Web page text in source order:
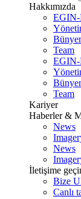
Hakkımızda
Team
Team
Kariyer
Haberler &
News
News
İletişime
Bize
Canlı